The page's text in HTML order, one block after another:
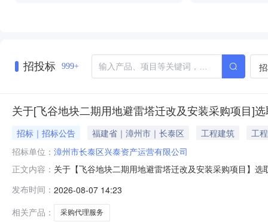
招投标 999+
关于[飞谷地块二期用地避雷塔迁改及安装采购项目]
招标｜招标公告 福建省｜漳州市｜长泰区 工程建筑
工程
招标单位： 漳州市长泰区兴泰资产运营有限公司
正文内容： 关于【飞谷地块二期用地避雷塔迁改及安装采购项目】
项目预估造价（元）：188237.69服务事项：采购代理
除
发布时间： 2026-08-07 14:23
相关产品：
采购代理服务